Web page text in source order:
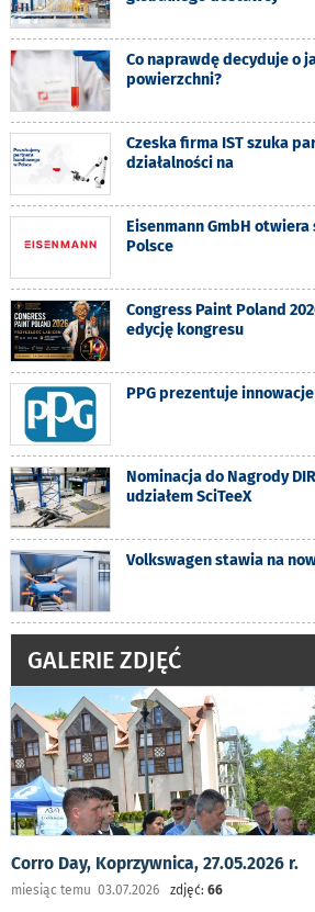
Co naprawdę decyduje o
powierzchni?
Czeska firma IST szuka
działalności na
Eisenmann GmbH otwiera
Polsce
Congress Paint Poland
edycję kongresu
PPG prezentuje
Nominacja do Nagrody
udziałem SciTeeX
Volkswagen stawia na
GALERIE ZDJĘĆ
Corro Day, Koprzywnica, 27.05.2026 r.
miesiąc temu 03.07.2026 zdjęć: 66